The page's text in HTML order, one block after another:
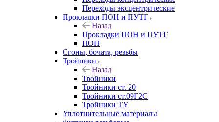
Переходы эксцентрические
Прокладки ПОН и ПУТГ
Назад
Прокладки ПОН и ПУТГ
ПОН
Сгоны, бочата, резьбы
Тройники
Назад
Тройники
Тройники ст. 20
Тройники ст.09Г2С
Тройники ТУ
Уплотнительные материалы